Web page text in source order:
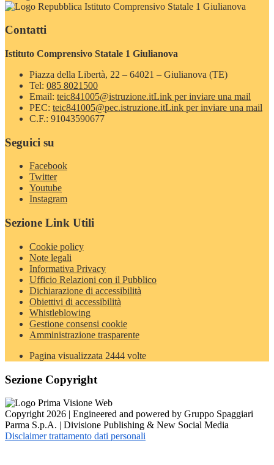
Istituto Comprensivo Statale 1 Giulianova
Contatti
Istituto Comprensivo Statale 1 Giulianova
Piazza della Libertà, 22 – 64021 – Giulianova (TE)
Tel: 085 8021500
Email: teic841005@istruzione.itLink per inviare una mail
PEC: teic841005@pec.istruzione.itLink per inviare una mail
C.F.: 91043590677
Seguici su
Facebook
Twitter
Youtube
Instagram
Sezione Link Utili
Cookie policy
Note legali
Informativa Privacy
Ufficio Relazioni con il Pubblico
Dichiarazione di accessibilità
Obiettivi di accessibilità
Whistleblowing
Gestione consensi cookie
Amministrazione trasparente
Pagina visualizzata 2444 volte
Sezione Copyright
Copyright 2026 | Engineered and powered by Gruppo Spaggiari
Parma S.p.A. | Divisione Publishing & New Social Media
Disclaimer trattamento dati personali